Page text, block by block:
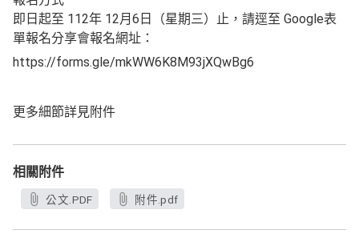
即日起至 112年 12月6日（星期三）止，請逕至 Google表
單報名分享會報名網址：
https://forms.gle/mkWW6K8M93jXQwBg6
更多細節詳見附件
相關附件
公文.PDF 附件.pdf